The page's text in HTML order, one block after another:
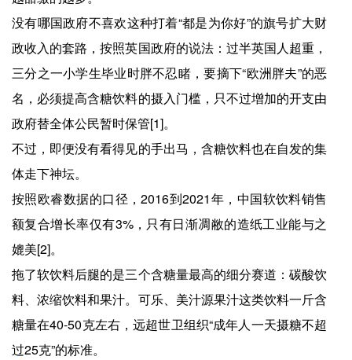
没有哪国政府不喜欢这种打着“都是为你好”的旗号扩大财
政收入的套路，按照英国政府的说法：过半英国人超重，
三分之一小学生毕业时胖不忍睹，要摘下“欧洲胖夫”的恶
名，必须提高含糖饮料的摄入门槛，只不过增加的开支由
政府替全体公民暂时保管[1]。
不过，即便没有看得见的手出马，含糖饮料也在自发的集
体走下神坛。
按照欧睿数据的口径，2016到2021年，中国软饮料销售
额复合增长率仅有3%，只有日渐凋敝的造纸工业能与之
媲美[2]。
拖了软饮料后腿的是三个含糖量最高的细分赛道：碳酸饮
料、浓缩饮料和果汁。可乐、美汁源果汁这类饮料一斤含
糖量在40-50克左右，远超世卫组织“成年人一天摄糖不超
过25克”的标准。